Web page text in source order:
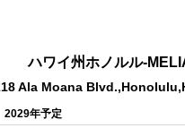
ハワイ州ホノルル-
Ala Moana
2029年予定